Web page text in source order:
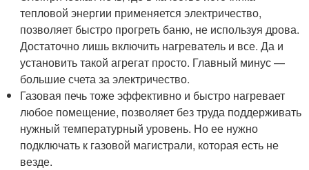
тепловой энергии применяется электричество,
позволяет быстро прогреть баню, не используя дрова.
Достаточно лишь включить нагреватель и все. Да и
установить такой агрегат просто. Главный минус —
большие счета за электричество.
Газовая печь тоже эффективно и быстро нагревает
любое помещение, позволяет без труда поддерживать
нужный температурный уровень. Но ее нужно
подключать к газовой магистрали, которая есть не
везде.